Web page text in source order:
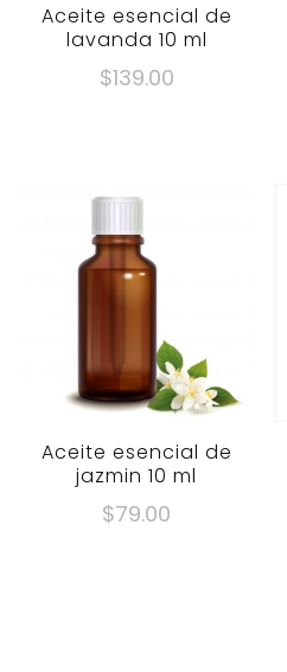
Aceite esencial de
lavanda 10 ml
$139.00
Aceite esencial de
jazmin 10 ml
$79.00